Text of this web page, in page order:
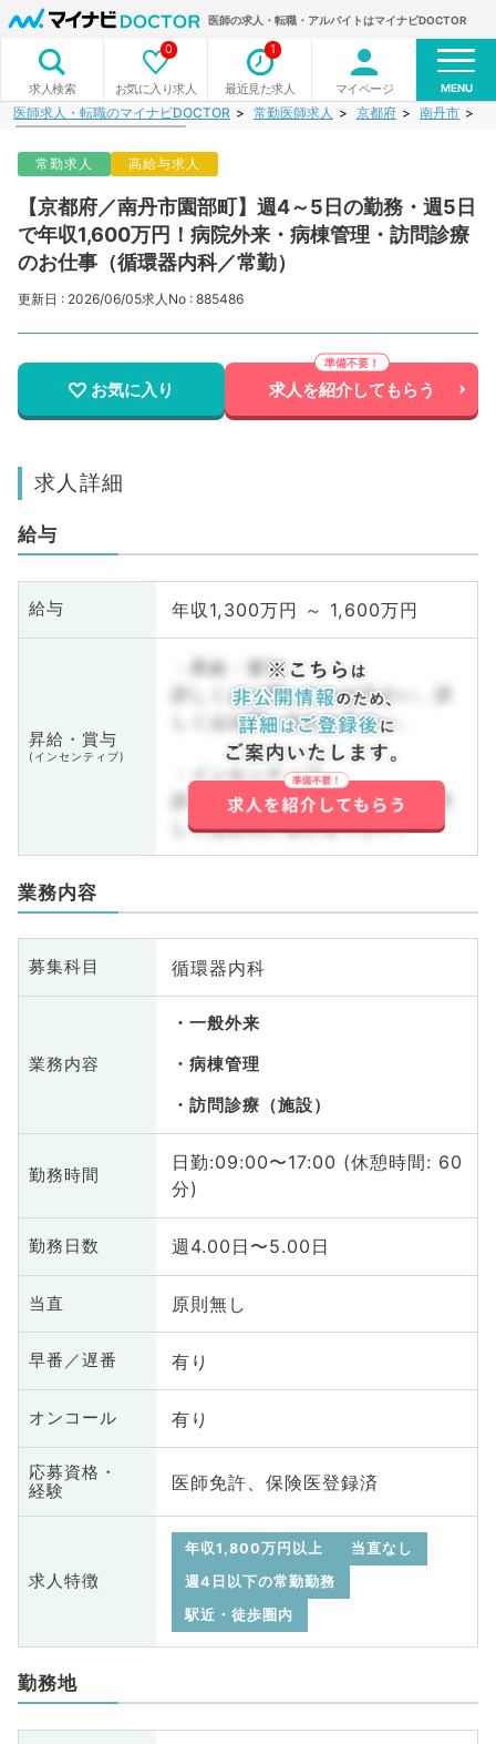
医師の求人・転職・アルバイトはマイナビDOCTOR
求人検索 お気に入り求人
0
最近見た求人
1
マイページ MENU
医師求人・転職のマイナビDOCTOR 常勤医師求人 京都府 南丹市
常勤求人 高給与求人
【京都府／南丹市園部町】週4～5日の勤務・週5日
で年収1,600万円！病院外来・病棟管理・訪問診療
のお仕事（循環器内科／常勤）
更新日 : 2026/06/05求人No : 885486
お気に入り 求人を紹介してもらう
求人詳細
給与
給与 年収1,300万円 ～ 1,600万円
昇給・賞与
(インセンティブ)
・昇給・賞与
詳しくはお問い合わせ下さい。詳
しくはお問い合わせ下さい。
・インセンティブ
詳しくはお問い合わせ下さい。詳
しくはお問い合わせ下さい。
業務内容
募集科目 循環器内科
業務内容
一般外来
病棟管理
訪問診療（施設）
勤務時間
日勤:09:00〜17:00 (休憩時間: 60
分)
勤務日数 週4.00日〜5.00日
当直 原則無し
早番／遅番 有り
オンコール 有り
応募資格・
経験
医師免許、保険医登録済
求人特徴
年収1,800万円以上
当直なし
週4日以下の常勤勤務
駅近・徒歩圏内
勤務地